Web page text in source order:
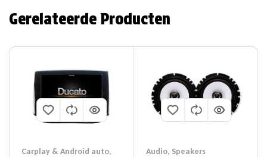
Gerelateerde Producten
Carplay & Android auto,
Audio, Speakers